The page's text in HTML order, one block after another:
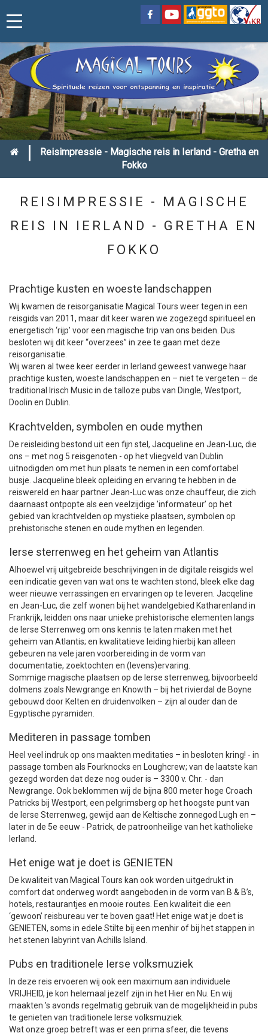
|
Reisimpressie - Magische reis in Ierland - Gretha en
Fokko
REISIMPRESSIE - MAGISCHE
REIS IN IERLAND - GRETHA EN
FOKKO
Prachtige kusten en woeste landschappen
Wij kwamen de reisorganisatie Magical Tours weer tegen in een
reisgids van 2011, maar dit keer waren we zogezegd spiritueel en
energetisch ‘rijp’ voor een magische trip van ons beiden. Dus
besloten wij dit keer “overzees” in zee te gaan met deze
reisorganisatie.
Wij waren al twee keer eerder in Ierland geweest vanwege haar
prachtige kusten, woeste landschappen en – niet te vergeten – de
traditional Irisch Music in de talloze pubs van Dingle, Westport,
Doolin en Dublin.
Krachtvelden, symbolen en oude mythen
De reisleiding bestond uit een fijn stel, Jacqueline en Jean-Luc, die
ons – met nog 5 reisgenoten - op het vliegveld van Dublin
uitnodigden om met hun plaats te nemen in een comfortabel
busje. Jacqueline bleek opleiding en ervaring te hebben in de
reiswereld en haar partner Jean-Luc was onze chauffeur, die zich
daarnaast ontpopte als een veelzijdige ’informateur’ op het
gebied van krachtvelden op mystieke plaatsen, symbolen op
prehistorische stenen en oude mythen en legenden.
Ierse sterrenweg en het geheim van Atlantis
Alhoewel vrij uitgebreide beschrijvingen in de digitale reisgids wel
een indicatie geven van wat ons te wachten stond, bleek elke dag
weer nieuwe verrassingen en ervaringen op te leveren. Jacqeline
en Jean-Luc, die zelf wonen bij het wandelgebied Katharenland in
Frankrijk, leidden ons naar unieke prehistorische elementen langs
de Ierse Sterrenweg om ons kennis te laten maken met het
geheim van Atlantis; en kwalitatieve leiding hierbij kan alleen
gebeuren na vele jaren voorbereiding in de vorm van
documentatie, zoektochten en (levens)ervaring.
Sommige magische plaatsen op de Ierse sterrenweg, bijvoorbeeld
dolmens zoals Newgrange en Knowth – bij het rivierdal de Boyne
gebouwd door Kelten en druidenvolken – zijn al ouder dan de
Egyptische pyramiden.
Mediteren in passage tomben
Heel veel indruk op ons maakten meditaties – in besloten kring! - in
passage tomben als Fourknocks en Loughcrew; van de laatste kan
gezegd worden dat deze nog ouder is – 3300 v. Chr. - dan
Newgrange. Ook beklommen wij de bijna 800 meter hoge Croach
Patricks bij Westport, een pelgrimsberg op het hoogste punt van
de Ierse Sterrenweg, gewijd aan de Keltische zonnegod Lugh en –
later in de 5e eeuw - Patrick, de patroonheilige van het katholieke
Ierland.
Het enige wat je doet is GENIETEN
De kwaliteit van Magical Tours kan ook worden uitgedrukt in
comfort dat onderweg wordt aangeboden in de vorm van B & B’s,
hotels, restaurantjes en mooie routes. Een kwaliteit die een
‘gewoon’ reisbureau ver te boven gaat! Het enige wat je doet is
GENIETEN, soms in edele Stilte bij een menhir of bij het stappen in
het stenen labyrint van Achills Island.
Pubs en traditionele Ierse volksmuziek
In deze reis ervoeren wij ook een maximum aan individuele
VRIJHEID, je kon helemaal jezelf zijn in het Hier en Nu. En wij
maakten ’s avonds regelmatig gebruik van de mogelijkheid in pubs
te genieten van traditionele Ierse volksmuziek.
Wat onze groep betreft was er een prima sfeer, die tevens